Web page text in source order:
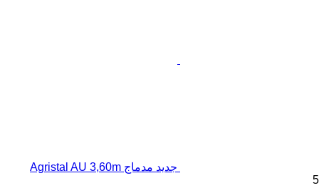
جديد مدماج Agristal AU 3,60m
5